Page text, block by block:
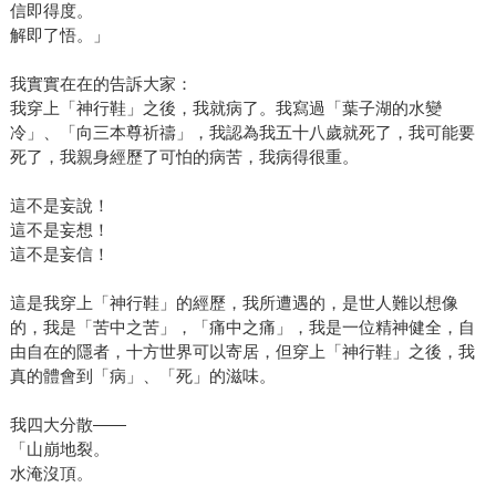
信即得度。
解即了悟。」
我實實在在的告訴大家：
我穿上「神行鞋」之後，我就病了。我寫過「葉子湖的水變
冷」、「向三本尊祈禱」，我認為我五十八歲就死了，我可能要
死了，我親身經歷了可怕的病苦，我病得很重。
這不是妄說！
這不是妄想！
這不是妄信！
這是我穿上「神行鞋」的經歷，我所遭遇的，是世人難以想像
的，我是「苦中之苦」，「痛中之痛」，我是一位精神健全，自
由自在的隱者，十方世界可以寄居，但穿上「神行鞋」之後，我
真的體會到「病」、「死」的滋味。
我四大分散——
「山崩地裂。
水淹沒頂。